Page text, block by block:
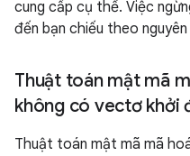
cung cấp cụ thể. Việc
đến bạn chiếu theo
Thuật toán mật mã
không có vectơ khởi
Thuật toán mật mã mã